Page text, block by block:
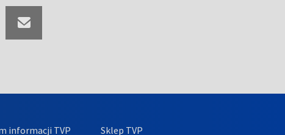
informacji TVP
Sklep TVP